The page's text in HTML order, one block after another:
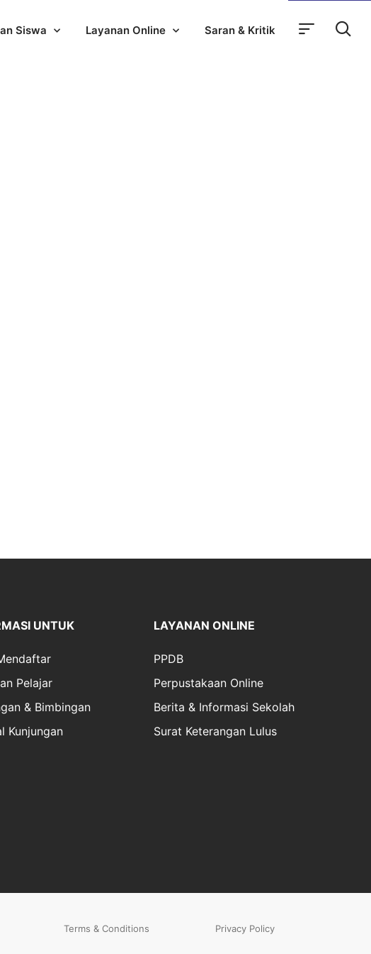
Siswa Layanan Online Saran & Kritik
UNTUK
Pelajar
& Bimbingan
Kunjungan
LAYANAN ONLINE
PPDB
Perpustakaan Online
Berita & Informasi Sekolah
Surat Keterangan Lulus
Terms & Conditions Privacy Policy